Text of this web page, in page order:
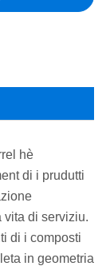
hè
di i prudutti
vita di serviziu.
di i composti
in geometria